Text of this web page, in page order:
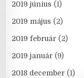
2019 június (1)
2019 május (2)
2019 február (2)
2019 január (9)
2018 december (1)